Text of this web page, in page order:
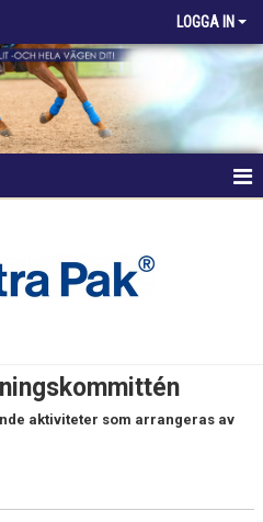
LOGGA IN
aktiviteter som arrangeras av